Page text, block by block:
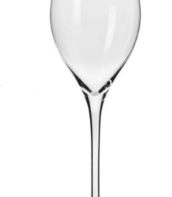
KROSNO GLASS